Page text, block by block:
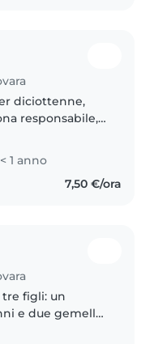
diciottenne,
responsabile,
prendermi cura di
scuola
ai miei cuginetti..
1 anno
7,50 €/ora
figli: un
e due gemelle